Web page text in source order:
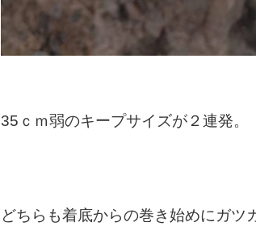
35ｃｍ弱のキープサイズが２連発。
どちらも着底からの巻き始めにガツ